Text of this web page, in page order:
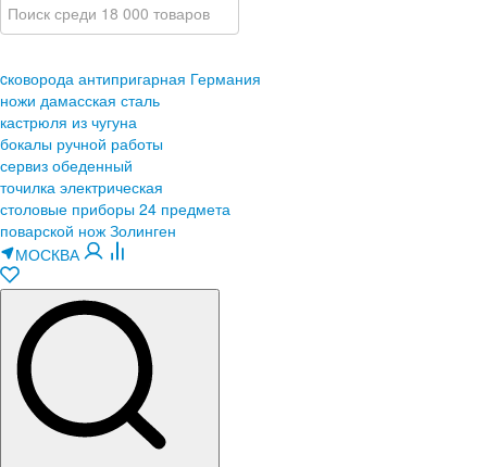
cковорода антипригарная Германия
ножи дамасская сталь
кастрюля из чугуна
бокалы ручной работы
сервиз обеденный
точилка электрическая
столовые приборы 24 предмета
поварской нож Золинген
МОСКВА